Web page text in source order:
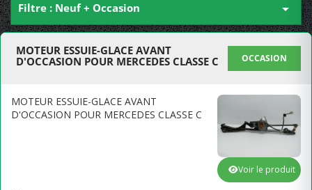
Filtre : Neuf + Occasion 
MOTEUR ESSUIE-GLACE AVANT
D'OCCASION POUR MERCEDES CLASSE C
OCCASION
MOTEUR ESSUIE-GLACE AVANT
D'OCCASION POUR MERCEDES CLASSE C
Voir le produit